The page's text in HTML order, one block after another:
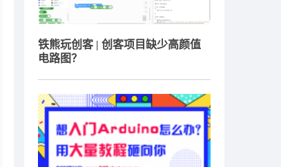
铁熊玩创客 | 创客项目缺少高颜值
电路图？